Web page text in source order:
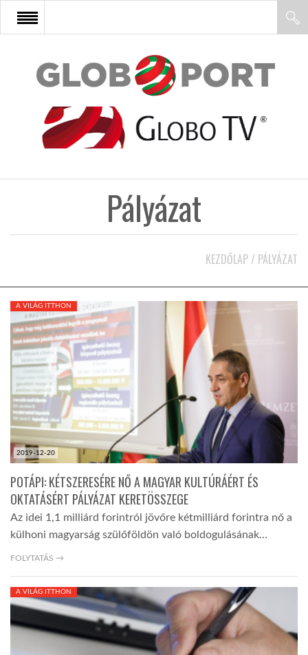
FŐOLDAL
AFRIKA
KÖZEL-KELET
AUSZTRÁLIA
A VILÁG ITTHON
GLOBOTV BP
HÍR3D
TROPICALMAGAZIN
Pályázat
KEZDŐLAP / PÁLYÁZAT
2019-12-20
A VILÁG ITTHON
POTÁPI: KÉTSZERESÉRE NŐ A MAGYAR KULTÚRÁÉRT ÉS
OKTATÁSÉRT PÁLYÁZAT KERETÖSSZEGE
Az idei 1,1 milliárd forintról jövőre kétmilliárd forintra nő a
külhoni magyarság szülőföldön való boldogulásának…
FOLYTATÁS →
A VILÁG ITTHON